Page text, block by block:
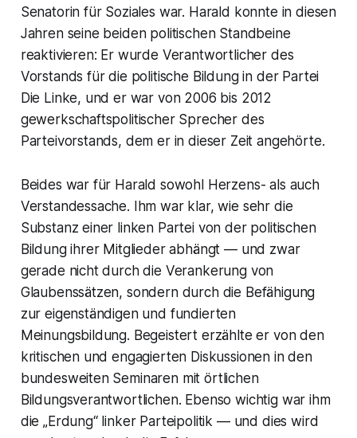
Senatorin für Soziales war. Harald konnte in diesen
Jahren seine beiden politischen Standbeine
reaktivieren: Er wurde Verantwortlicher des
Vorstands für die politische Bildung in der Partei
Die Linke, und er war von 2006 bis 2012
gewerkschaftspolitischer Sprecher des
Parteivorstands, dem er in dieser Zeit angehörte.
Beides war für Harald sowohl Herzens- als auch
Verstandessache. Ihm war klar, wie sehr die
Substanz einer linken Partei von der politischen
Bildung ihrer Mitglieder abhängt — und zwar
gerade nicht durch die Verankerung von
Glaubenssätzen, sondern durch die Befähigung
zur eigenständigen und fundierten
Meinungsbildung. Begeistert erzählte er von den
kritischen und engagierten Diskussionen in den
bundesweiten Seminaren mit örtlichen
Bildungsverantwortlichen. Ebenso wichtig war ihm
die „Erdung“ linker Parteipolitik — und dies wird